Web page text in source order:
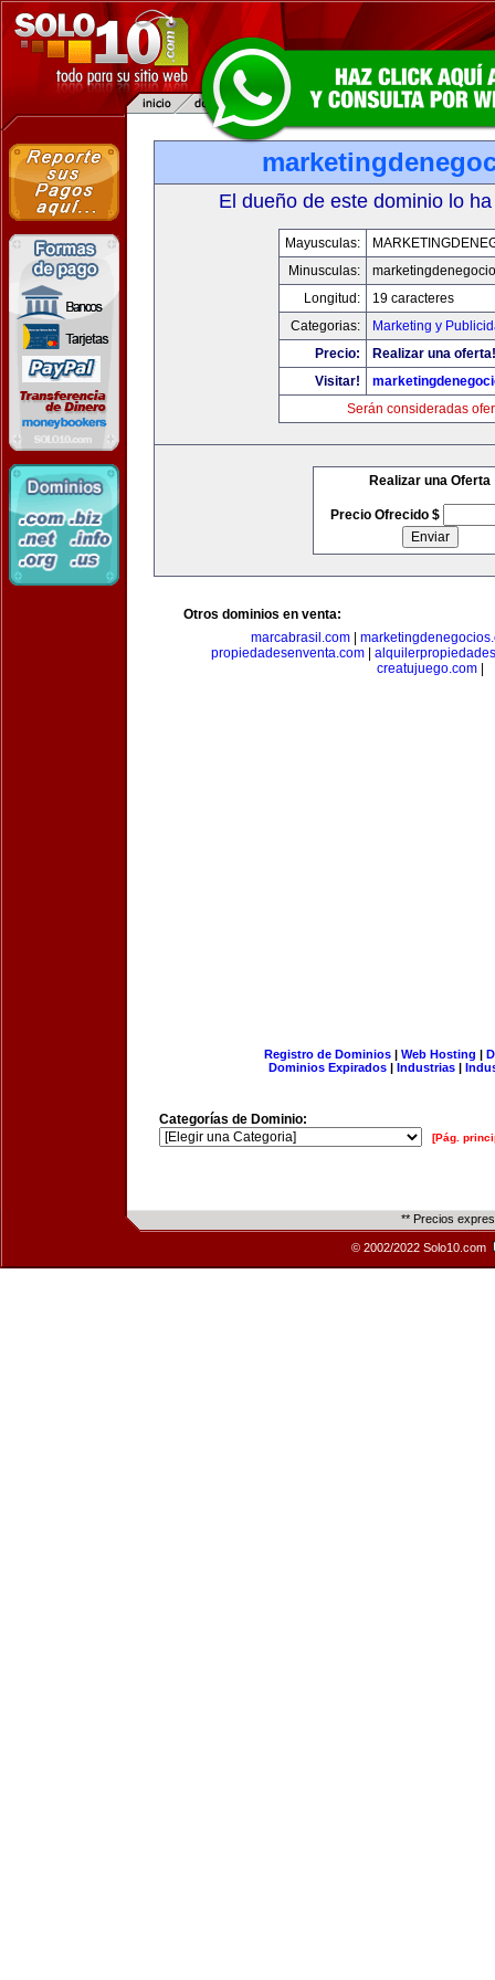
El dueño de este dominio lo
Mayusculas:
Minusculas:
Longitud:
19 caracteres
Categorias:
Marketing y
Precio:
Realizar una oferta!
Visitar!
Serán consideradas
Realizar una Oferta
Precio Ofrecido $
Otros dominios en venta:
marcabrasil.com
propiedadesenventa.com
creatujuego.com|
Registro de Dominios| Web Hosting |
Dominios Expirados | Industrias |
Categorías de Dominio:
[Pág.
** Precios
© 2002/2022 Solo10.com